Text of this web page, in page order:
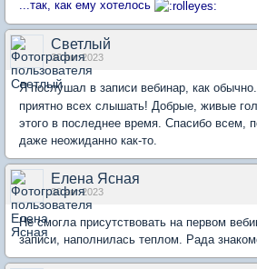
...так, как ему хотелось
Светлый
30 авг 2023
Я послушал в записи вебинар, как обычно.
приятно всех слышать! Добрые, живые
этого в последнее время. Спасибо всем,
даже неожиданно как-то.
Елена Ясная
30 авг 2023
Не смогла присутствовать на первом
записи, наполнилась теплом. Рада